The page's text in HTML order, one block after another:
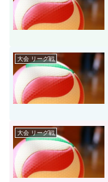
大会 リーグ戦
大会 リーグ戦